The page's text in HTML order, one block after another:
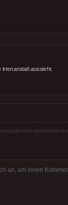
Irrenanstalt aussieht.
vulgär oder entspricht
an, um einen